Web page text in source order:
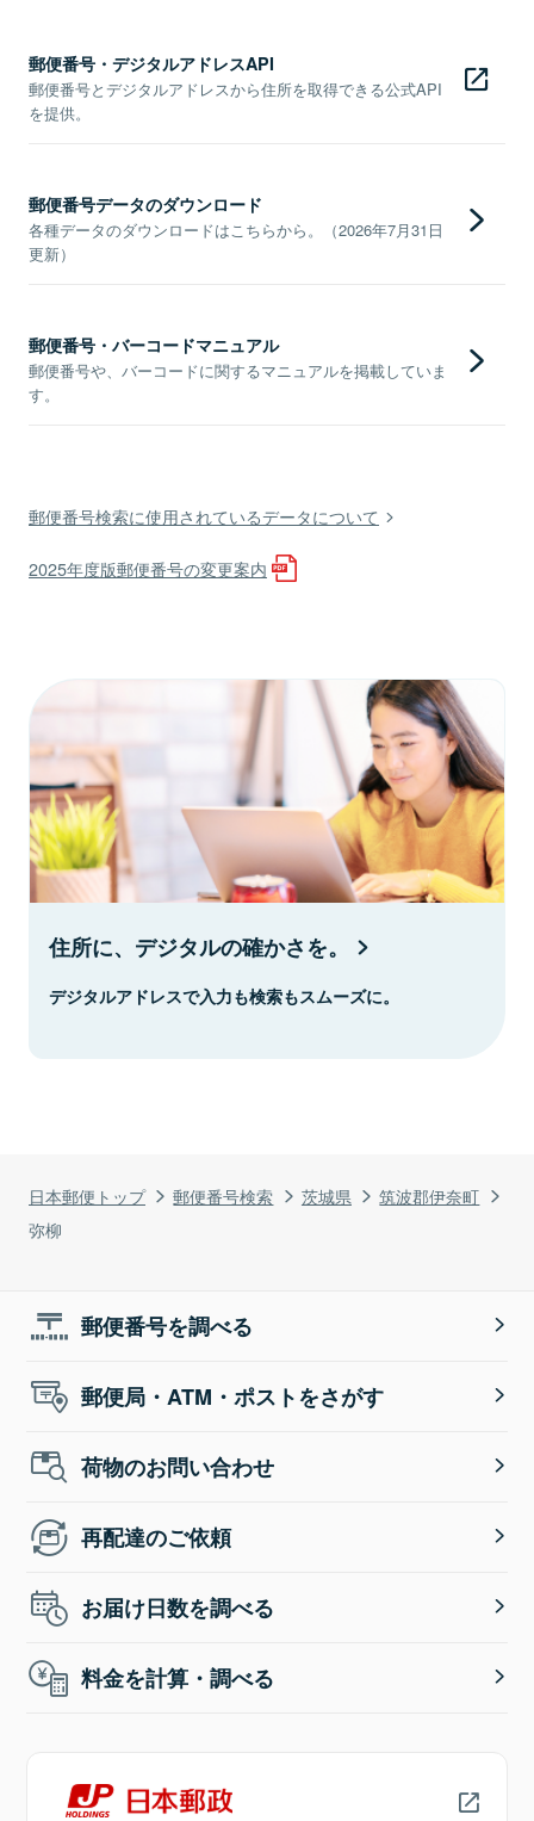
日本郵便トップ 郵便番号検索 茨城県
筑波郡伊奈町
弥柳
郵便番号・デジタルアドレスAPI
郵便番号とデジタルアドレスから住所を取得できる公式API
を提供。
郵便番号データのダウンロード
各種データのダウンロードはこちらから。（2026年7月31日
更新）
郵便番号・バーコードマニュアル
郵便番号や、バーコードに関するマニュアルを掲載していま
す。
郵便番号検索に使用されているデータについて
2025年度版郵便番号の変更案内
住所に、デジタルの確かさを。
デジタルアドレスで入力も検索もスムーズに。
郵便番号を調べる
郵便局・ATM・ポストをさがす
荷物のお問い合わせ
再配達のご依頼
お届け日数を調べる
料金を計算・調べる